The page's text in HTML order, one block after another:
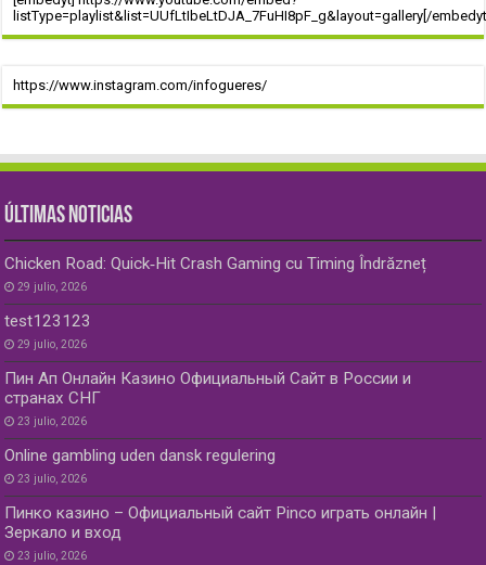
listType=playlist&list=UUfLtIbeLtDJA_7FuHI8pF_g&layout=gallery[/
https://www.instagram.com/infogueres/
ÚLTIMAS NOTICIAS
Chicken Road: Quick‑Hit Crash Gaming cu Timing Îndrăzneț
29 julio, 2026
test123123
29 julio, 2026
Пин Ап Онлайн Казино Официальный Сайт в России и
странах СНГ
23 julio, 2026
Online gambling uden dansk regulering
23 julio, 2026
Пинко казино – Официальный сайт Pinco играть онлайн |
Зеркало и вход
23 julio, 2026